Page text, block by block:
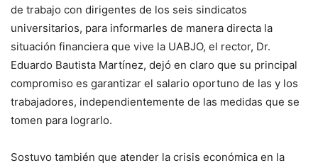
de trabajo con dirigentes de los seis sindicatos
universitarios, para informarles de manera directa la
situación financiera que vive la UABJO, el rector, Dr.
Eduardo Bautista Martínez, dejó en claro que su principal
compromiso es garantizar el salario oportuno de las y los
trabajadores, independientemente de las medidas que se
tomen para lograrlo.
Sostuvo también que atender la crisis económica en la